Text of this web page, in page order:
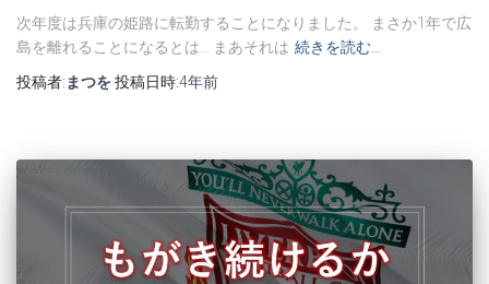
次年度は兵庫の姫路に転勤することになりました。 まさか1年で広
島を離れることになるとは… まあそれは 続きを読む…
投稿者: まつを投稿日時:4年前